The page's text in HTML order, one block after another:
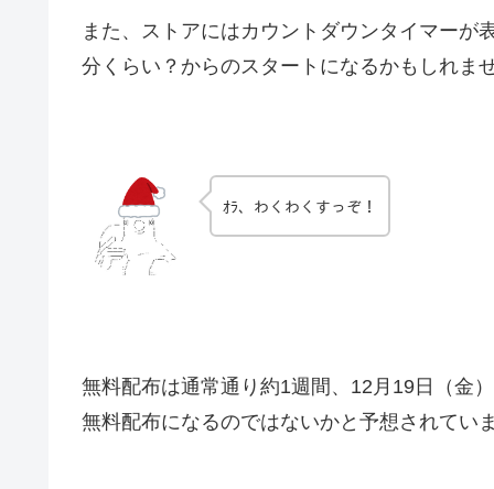
また、ストアにはカウントダウンタイマーが
分くらい？からのスタートになるかもしれま
ｵﾗ、わくわくすっぞ！
無料配布は通常通り約1週間、12月19日（金
無料配布になるのではないかと予想されてい